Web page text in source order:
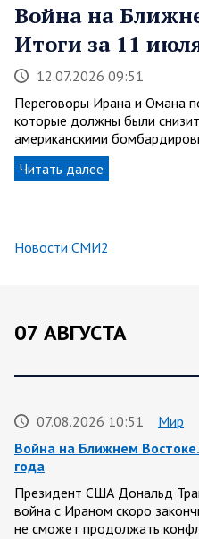
Война на
Итоги за 11
12.07.2026 09:51
Переговоры Ирана и Омана
которые должны были
американскими
Читать далее
Новости СМИ2
07 АВГУСТА
07.08.2026 10:51
Мир
Война на Ближнем
года
Президент США Дональд
война с Ираном скоро
не сможет продолжать